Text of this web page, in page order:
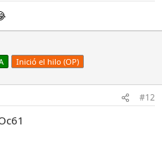
Inició el hilo (OP)
#12